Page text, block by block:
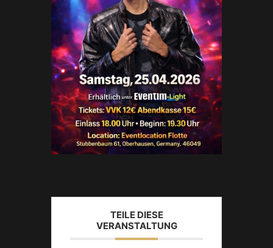
TEILE DIESE
VERANSTALTUNG